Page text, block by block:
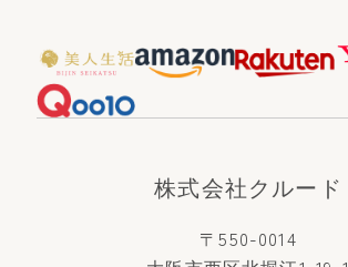
株式会社クルード
〒550-0014